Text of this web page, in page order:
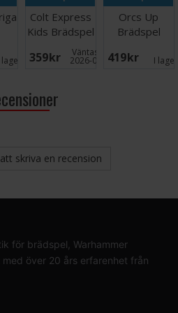
lager: 1
Colt Express
Kids Brädspel
359 SEK Väntas in:
2026-09-30
Orcs Up
Brädspel
419 SEK I
skriva en recension
för brädspel, Warhammer
över 20 års erfarenhet från